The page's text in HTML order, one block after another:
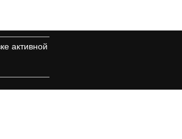
активной